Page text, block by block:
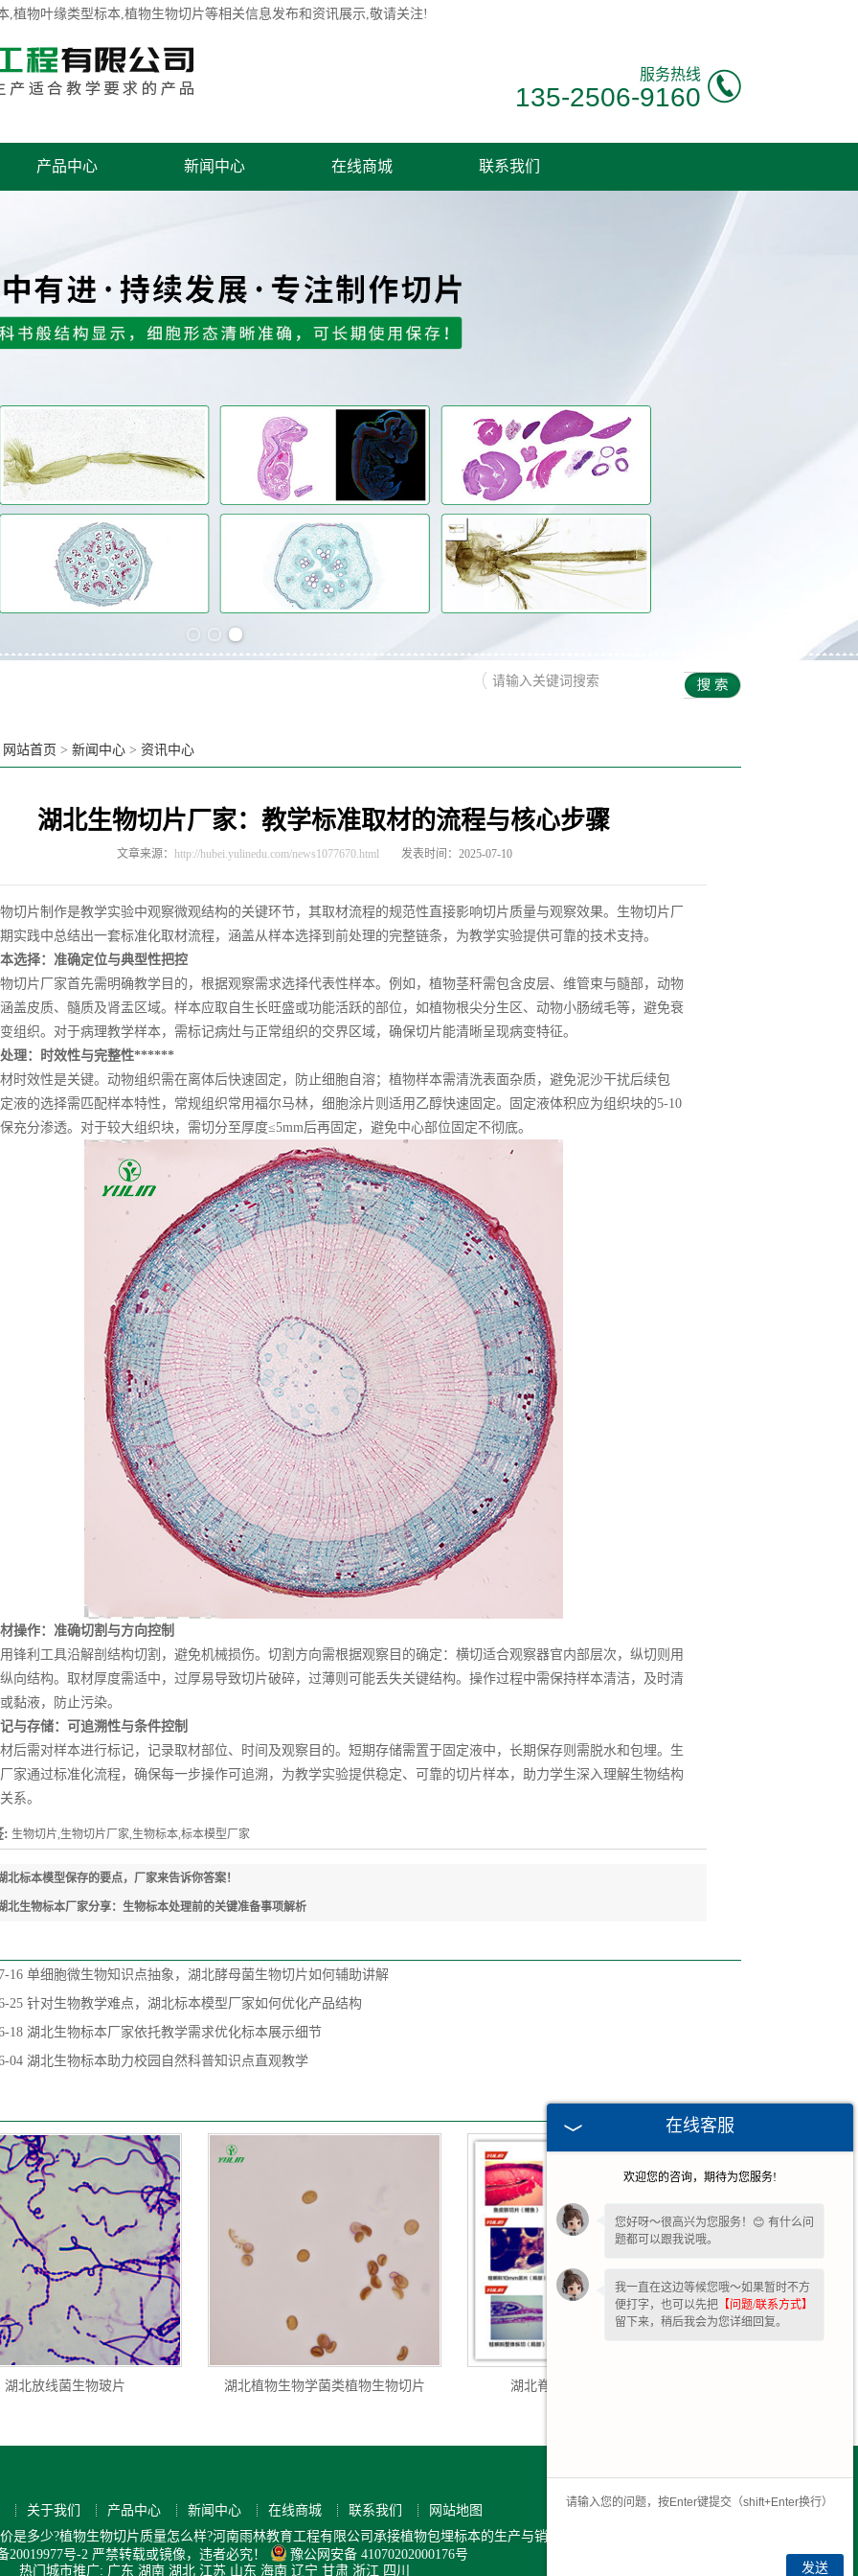
,植物叶缘类型标本,植物生物切片等相关信息发布和资讯展示,敬请关注!
服务热线
135-2506-9160
产品中心 新闻中心 在线商城 联系我们
网站首页 > 新闻中心 > 资讯中心
湖北生物切片厂家：教学标准取材的流程与核心步骤
文章来源： http://hubei.yulinedu.com/news1077670.html 发表时间：2025-07-10
片制作是教学实验中观察微观结构的关键环节，其取材流程的规范性直接影响切片质量与观察效果。生物切片厂
实践中总结出一套标准化取材流程，涵盖从样本选择到前处理的完整链条，为教学实验提供可靠的技术支持。
择：准确定位与典型性把控
片厂家首先需明确教学目的，根据观察需求选择代表性样本。例如，植物茎秆需包含皮层、维管束与髓部，动物
盖皮质、髓质及肾盂区域。样本应取自生长旺盛或功能活跃的部位，如植物根尖分生区、动物小肠绒毛等，避免衰
组织。对于病理教学样本，需标记病灶与正常组织的交界区域，确保切片能清晰呈现病变特征。
：时效性与完整性******
效性是关键。动物组织需在离体后快速固定，防止细胞自溶；植物样本需清洗表面杂质，避免泥沙干扰后续包
液的选择需匹配样本特性，常规组织常用福尔马林，细胞涂片则适用乙醇快速固定。固定液体积应为组织块的5-10
充分渗透。对于较大组织块，需切分至厚度≤5mm后再固定，避免中心部位固定不彻底。
作：准确切割与方向控制
利工具沿解剖结构切割，避免机械损伤。切割方向需根据观察目的确定：横切适合观察器官内部层次，纵切则用
向结构。取材厚度需适中，过厚易导致切片破碎，过薄则可能丢失关键结构。操作过程中需保持样本清洁，及时清
黏液，防止污染。
存储：可追溯性与条件控制
需对样本进行标记，记录取材部位、时间及观察目的。短期存储需置于固定液中，长期保存则需脱水和包埋。生
家通过标准化流程，确保每一步操作可追溯，为教学实验提供稳定、可靠的切片样本，助力学生深入理解生物结构
系。
: 生物切片,生物切片厂家,生物标本,标本模型厂家
北标本模型保存的要点，厂家来告诉你答案！
北生物标本厂家分享：生物标本处理前的关键准备事项解析
16 单细胞微生物知识点抽象，湖北酵母菌生物切片如何辅助讲解
25 针对生物教学难点，湖北标本模型厂家如何优化产品结构
18 湖北生物标本厂家依托教学需求优化标本展示细节
04 湖北生物标本助力校园自然科普知识点直观教学
湖北放线菌生物玻片 湖北植物生物学菌类植物生物切片 湖北脊索动物门生物切片
关于我们 产品中心 新闻中心 在线商城 联系我们
网站地图
是多少?植物生物切片质量怎么样?河南雨林教育工程有限公司承接植物包埋标本的生产与销售,欢迎大家来电咨询!
20019977号-2严禁转载或镜像，违者必究！
豫公网安备 41070202000176号
热门城市推广: 广东 湖南 湖北 江苏 山东 海南 辽宁 甘肃 浙江 四川
在线客服
欢迎您的咨询，期待为您服务!
您好呀～很高兴为您服务！😊 有什么问
题都可以跟我说哦。
我一直在这边等候您哦～如果暂时不方
便打字，也可以先把 【问题/联系方式】
留下来，稍后我会为您详细回复。
发送